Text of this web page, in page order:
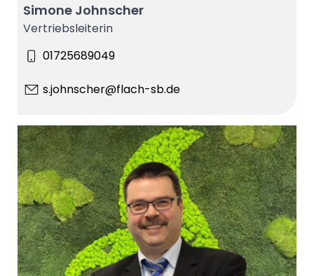
Simone Johnscher
Vertriebsleiterin
01725689049
s.johnscher@flach-sb.de